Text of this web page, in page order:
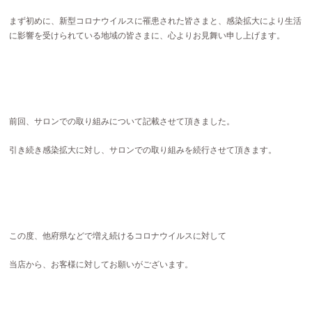
まず初めに、新型コロナウイルスに罹患された皆さまと、感染拡大により生活
に影響を受けられている地域の皆さまに、心よりお見舞い申し上げます。
前回、サロンでの取り組みについて記載させて頂きました。
引き続き感染拡大に対し、サロンでの取り組みを続行させて頂きます。
この度、他府県などで増え続けるコロナウイルスに対して
当店から、お客様に対してお願いがございます。